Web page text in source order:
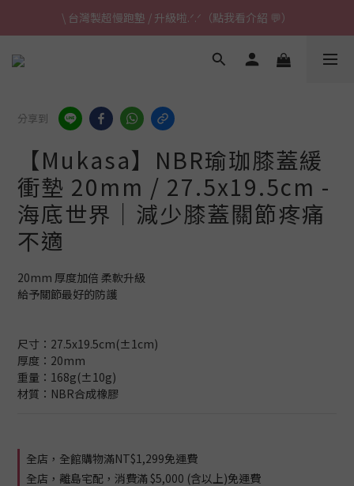
\ 台灣製超慢跑墊 / 升級啦.ᐟ.ᐟ（點我看介紹 💬）
\ 台灣製超慢跑墊 / 升級啦.ᐟ.ᐟ（點我看介紹 💬）
✈ 港澳免運｜滿HK$1,239免運 (指定商品)
分享到
【Mukasa】NBR瑜珈膝蓋緩
衝墊 20mm / 27.5x19.5cm -
海底世界｜減少膝蓋關節疼痛
不適
20mm 厚度加倍 柔軟升級
給予關節最好的防護
尺寸：27.5x19.5cm(±1cm)
厚度：20mm
重量：168g(±10g)
材質：NBR合成橡膠
全店，全館購物滿NT$1,299免運費
全店，離島宅配，消費滿 $5,000 (含以上)免運費